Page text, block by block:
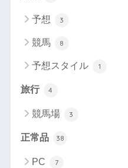
予想 3
競馬 8
予想スタイル 1
旅行 4
競馬場 3
正常品 38
PC 7